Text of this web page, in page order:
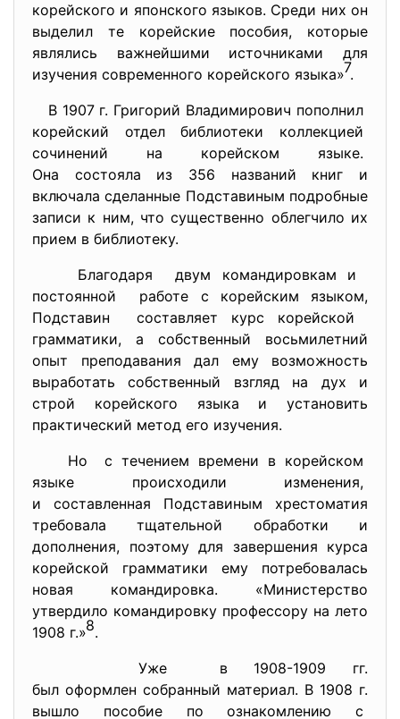
корейского и японского языков. Среди них он
выделил те корейские пособия, которые
являлись важнейшими источниками для
изучения современного корейского языка»7.
В 1907 г. Григорий Владимирович пополнил
корейский отдел библиотеки коллекцией
сочинений на корейском языке.
Она состояла из 356 названий книг и
включала сделанные Подставиным подробные
записи к ним, что существенно облегчило их
прием в библиотеку.
Благодаря двум командировкам и
постоянной работе с корейским языком,
Подставин составляет курс корейской
грамматики, а собственный восьмилетний
опыт преподавания дал ему возможность
выработать собственный взгляд на дух и
строй корейского языка и установить
практический метод его изучения.
Но с течением времени в корейском
языке происходили изменения,
и составленная Подставиным хрестоматия
требовала тщательной обработки и
дополнения, поэтому для завершения курса
корейской грамматики ему потребовалась
новая командировка. «Министерство
утвердило командировку профессору на лето
1908 г.»8.
Уже в 1908-1909 гг.
был оформлен собранный материал. В 1908 г.
вышло пособие по ознакомлению с